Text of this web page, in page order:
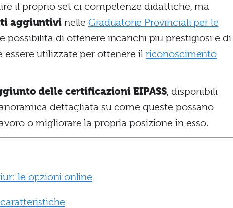
il proprio set di competenze didattiche, ma
aggiuntivi nelle Graduatorie Provinciali per le
possibilità di ottenere incarichi più prestigiosi e di
essere utilizzate per ottenere il riconoscimento
delle certificazioni EIPASS, disponibili
dettagliata su come queste possano
o migliorare la propria posizione in esso.
le opzioni online